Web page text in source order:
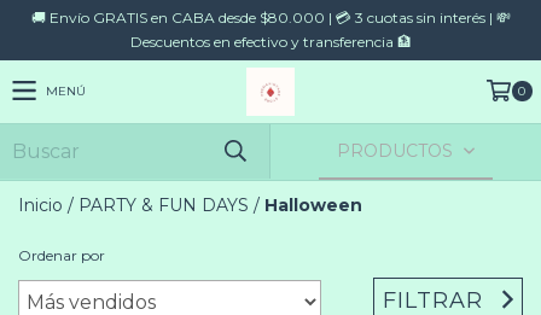
🚚 Envío GRATIS en CABA desde $80.000 | 💳 3 cuotas sin interés | 💸
Descuentos en efectivo y transferencia 🏦
MENÚ 0
PRODUCTOS
Inicio / PARTY & FUN DAYS / Halloween
Ordenar por
FILTRAR